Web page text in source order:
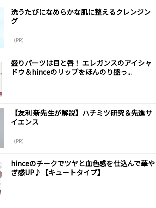
洗うたびになめらかな肌に整えるクレンジン
グ
（PR）
盛りパーツは目と唇！ エレガンスのアイシャ
ドウ＆hinceのリップをほんのり盛っ...
【友利 新先生が解説】ハチミツ研究＆先進サ
イエンス
（PR）
hinceのチークでツヤと血色感を仕込んで華や
ぎ感UP♪【キュートタイプ】